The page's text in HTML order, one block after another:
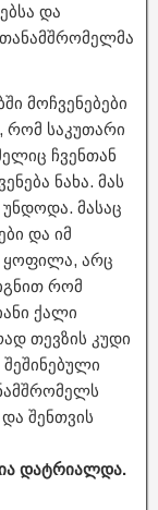
და
მოჩვენებები
რომ საკუთარი
ჩვენთან
ნახა. მას
მასაც
და იმ
ყოფილა, არც
რომ
ქალი
თევზის კუდი
შენთვის
დატრიალდა.